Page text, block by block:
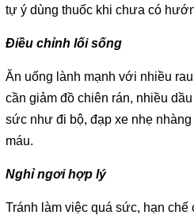
tự ý dùng thuốc khi chưa có
Điều chỉnh lối sống
Ăn uống lành mạnh với nhiều
cần giảm đồ chiên rán, nhiều
sức như đi bộ, đạp xe nhẹ
máu.
Nghỉ ngơi hợp lý
Tránh làm việc quá sức, hạn